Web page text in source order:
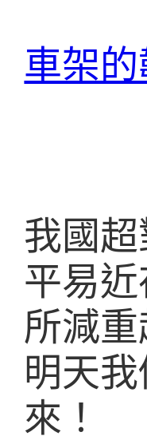
車架
我國
平易
所減重
明天
來！